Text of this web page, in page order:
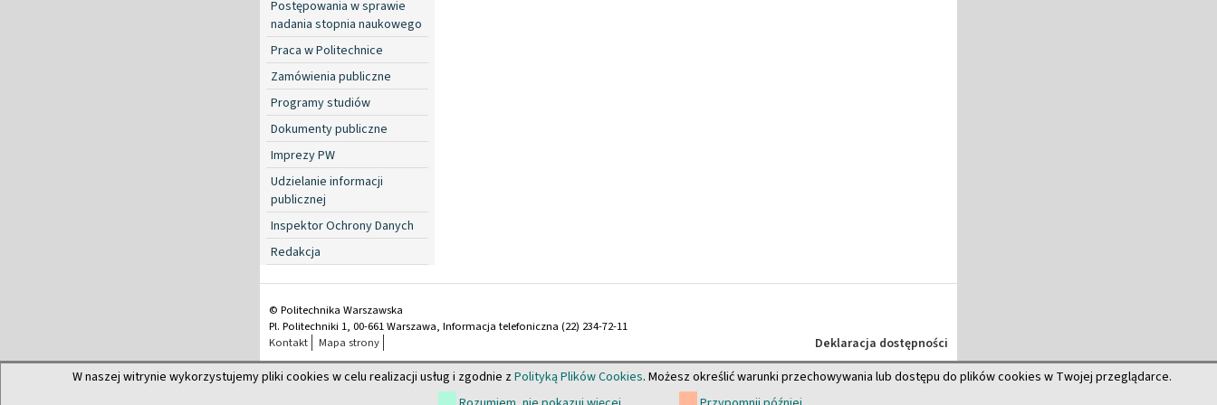
W naszej witrynie wykorzystujemy pliki cookies w celu realizacji usług i zgodnie zPolityką Plików Cookies. Możesz określić warunki przechowywania lub dostępu do plików cookies w Twojej przeglądarce.
Postępowania w sprawie
nadania stopnia naukowego
Praca w Politechnice
Zamówienia publiczne
Programy studiów
Dokumenty publiczne
Imprezy PW
Udzielanie informacji
publicznej
Inspektor Ochrony Danych
Redakcja
© Politechnika Warszawska
Pl. Politechniki 1, 00-661 Warszawa, Informacja telefoniczna (22) 234-72-11
Kontakt
Mapa strony Deklaracja dostępności